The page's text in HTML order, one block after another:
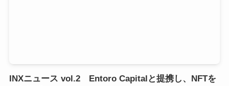
INXニュース vol.2 Entoro Capitalと提携し、NFTを